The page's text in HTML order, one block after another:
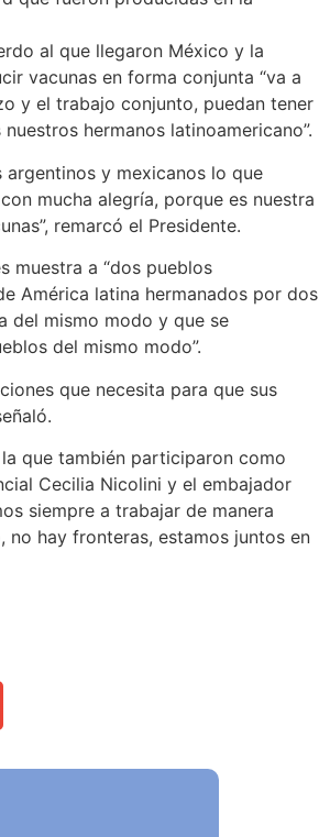
al que llegaron México y la
vacunas en forma conjunta “va a
y el trabajo conjunto, puedan tener
hermanos latinoamericano”.
y mexicanos lo que
mucha alegría, porque es nuestra
remarcó el Presidente.
muestra a “dos pueblos
América latina hermanados por dos
del mismo modo y que se
del mismo modo”.
que necesita para que sus
que también participaron como
Cecilia Nicolini y el embajador
siempre a trabajar de manera
hay fronteras, estamos juntos en